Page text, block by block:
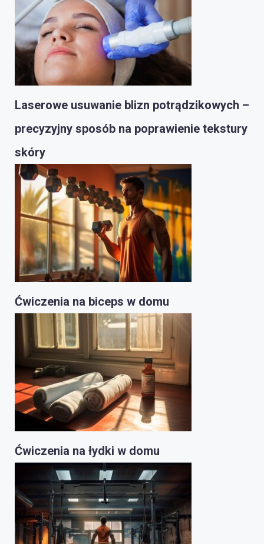
Laserowe usuwanie blizn potrądzikowych –
precyzyjny sposób na poprawienie tekstury
skóry
Ćwiczenia na biceps w domu
Ćwiczenia na łydki w domu